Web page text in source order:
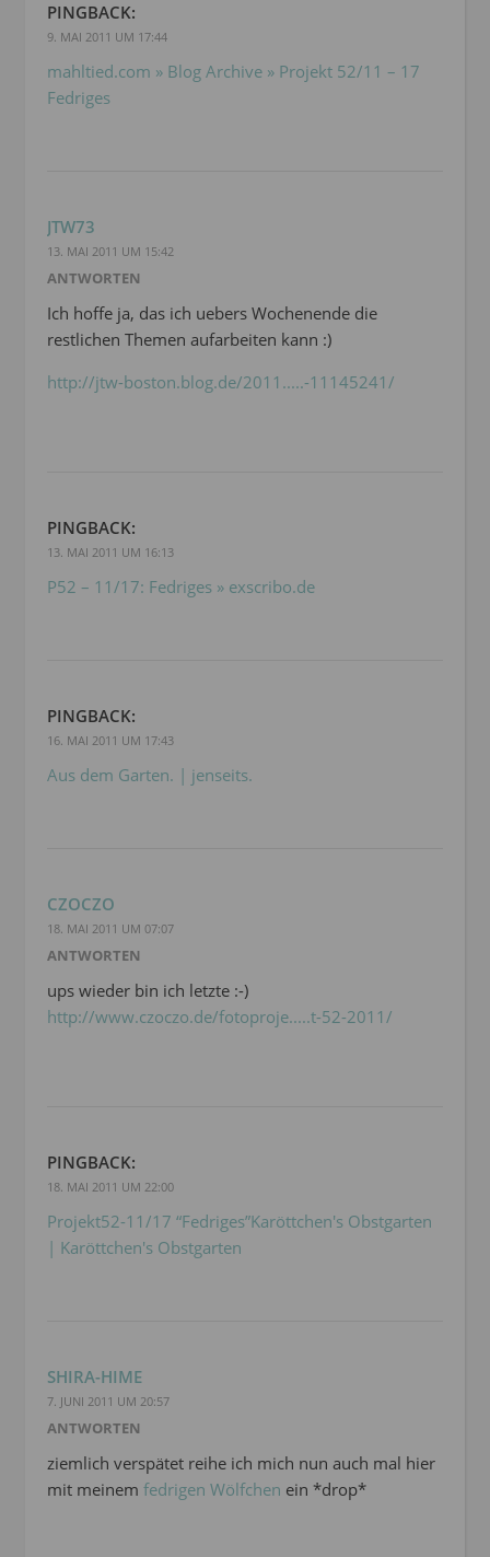
PINGBACK:
9. MAI 2011 UM 17:44
mahltied.com » Blog Archive » Projekt 52/11 – 17
Fedriges
JTW73
13. MAI 2011 UM 15:42
ANTWORTEN
Ich hoffe ja, das ich uebers Wochenende die
restlichen Themen aufarbeiten kann :)
http://jtw-boston.blog.de/2011.....-11145241/
PINGBACK:
13. MAI 2011 UM 16:13
P52 – 11/17: Fedriges » exscribo.de
PINGBACK:
16. MAI 2011 UM 17:43
Aus dem Garten. | jenseits.
CZOCZO
18. MAI 2011 UM 07:07
ANTWORTEN
ups wieder bin ich letzte :-)
http://www.czoczo.de/fotoproje.....t-52-2011/
PINGBACK:
18. MAI 2011 UM 22:00
Projekt52-11/17 “Fedriges”Karöttchen's Obstgarten
| Karöttchen's Obstgarten
SHIRA-HIME
7. JUNI 2011 UM 20:57
ANTWORTEN
ziemlich verspätet reihe ich mich nun auch mal hier
mit meinem fedrigen Wölfchen ein *drop*